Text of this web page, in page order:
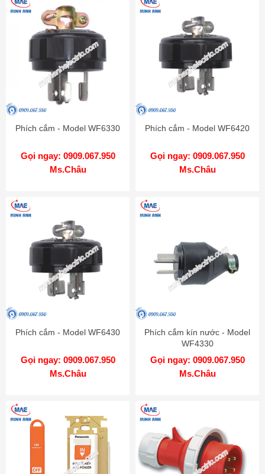
Phích cắm - Model WF6330
Gọi ngay: 0909.067.950
Ms.Châu
Phích cắm - Model WF6420
Gọi ngay: 0909.067.950
Ms.Châu
Phích cắm - Model WF6430
Gọi ngay: 0909.067.950
Ms.Châu
Phích cắm kín nước - Model
WF4330
Gọi ngay: 0909.067.950
Ms.Châu